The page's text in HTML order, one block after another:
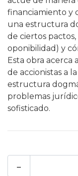
financiamiento y
una estructura
de ciertos
oponibilidad) y
Esta obra acerca
de accionistas a
estructura
problemas
sofisticado.
-